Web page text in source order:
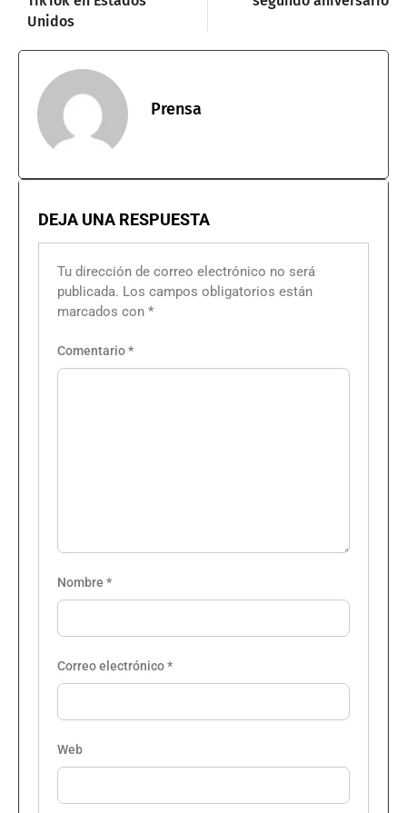
Unidos
Prensa
DEJA UNA RESPUESTA
Tu dirección de correo electrónico no será
publicada. Los campos obligatorios están
marcados con *
Comentario*
Nombre *
Correo electrónico*
Web